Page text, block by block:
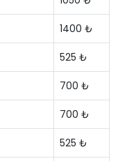
1400 ₺
525 ₺
700 ₺
700 ₺
525 ₺